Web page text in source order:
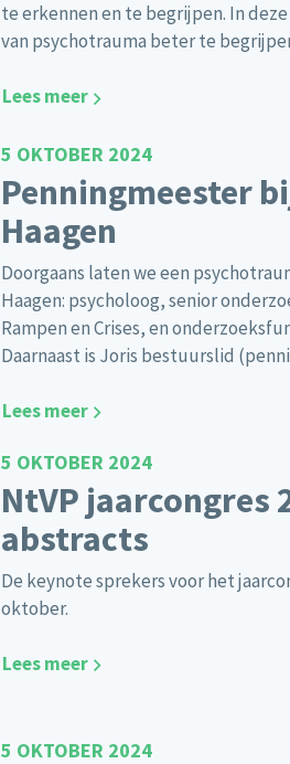
te erkennen en te begrijpen. In
van psychotrauma beter te
Lees meer
5 OKTOBER 2024
Penningmeester
Haagen
Doorgaans laten we een
Haagen: psycholoog, senior
Rampen en Crises, en
Daarnaast is Joris bestuurslid
Lees meer
5 OKTOBER 2024
NtVP jaarcongres
abstracts
De keynote sprekers voor het
oktober.
Lees meer
5 OKTOBER 2024